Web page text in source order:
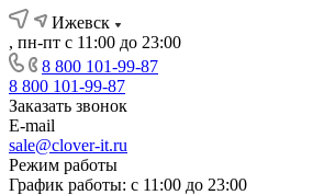
Ижевск
, пн-пт с 11:00 до 23:00
8 800 101-99-87
8 800 101-99-87
Заказать звонок
E-mail
sale@clover-it.ru
Режим работы
График работы: с 11:00 до 23:00